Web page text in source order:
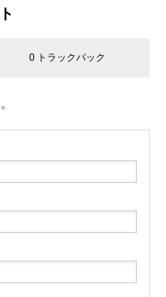
0 トラックバック